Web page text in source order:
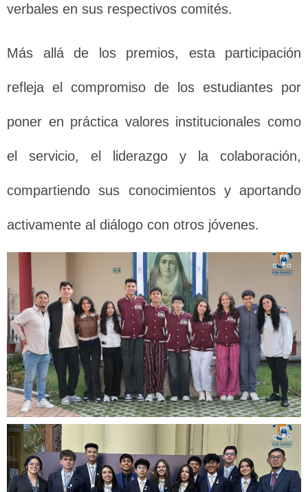
verbales en sus respectivos comités.
Más allá de los premios, esta participación
refleja el compromiso de los estudiantes por
poner en práctica valores institucionales como
el servicio, el liderazgo y la colaboración,
compartiendo sus conocimientos y aportando
activamente al diálogo con otros jóvenes.